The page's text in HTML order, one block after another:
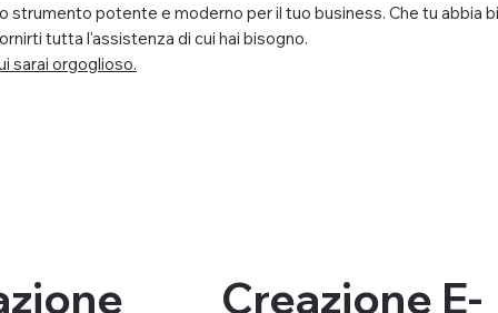
strumento potente e moderno per il tuo business. Che tu abbia
tutta l'assistenza di cui hai bisogno.
sarai orgoglioso.
Creazione E-